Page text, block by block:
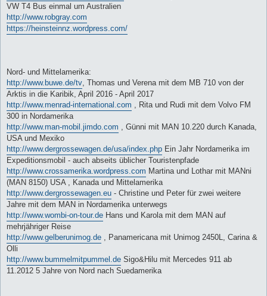
VW T4 Bus einmal um Australien
http://www.robgray.com
https://heinsteinnz.wordpress.com/
Nord- und Mittelamerika:
http://www.buwe.de/tv , Thomas und Verena mit dem MB 710 von der
Arktis in die Karibik, April 2016 - April 2017
http://www.menrad-international.com , Rita und Rudi mit dem Volvo FM
300 in Nordamerika
http://www.man-mobil.jimdo.com , Günni mit MAN 10.220 durch Kanada,
USA und Mexiko
http://www.dergrossewagen.de/usa/index.php Ein Jahr Nordamerika im
Expeditionsmobil - auch abseits üblicher Touristenpfade
http://www.crossamerika.wordpress.com Martina und Lothar mit MANni
(MAN 8150) USA , Kanada und Mittelamerika
http://www.dergrossewagen.eu - Christine und Peter für zwei weitere
Jahre mit dem MAN in Nordamerika unterwegs
http://www.wombi-on-tour.de Hans und Karola mit dem MAN auf
mehrjähriger Reise
http://www.gelberunimog.de , Panamericana mit Unimog 2450L, Carina &
Olli
http://www.bummelmitpummel.de Sigo&Hilu mit Mercedes 911 ab
11.2012 5 Jahre von Nord nach Suedamerika